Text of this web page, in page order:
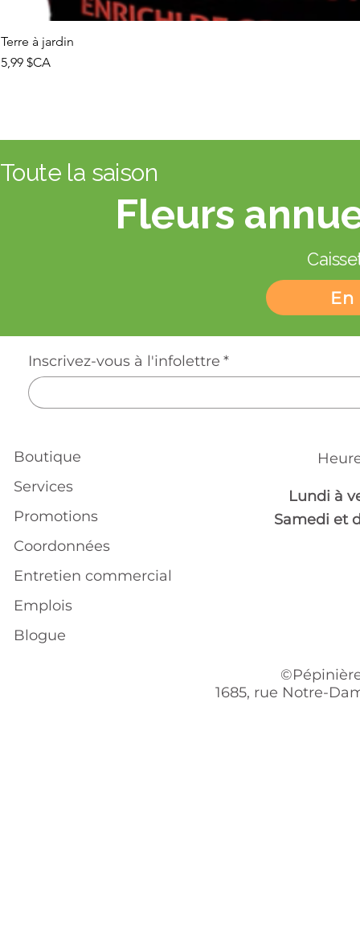
Terre à jardin
Prix
5,99 $CA
Fleurs
Toute la saison
Inscrivez-vous à l'infolettre *
Boutique
Services
Promotions
Coordonnées
Entretien commercial
Emplois
Blogue
Lundi à
Samedi et
1685, rue Notre-